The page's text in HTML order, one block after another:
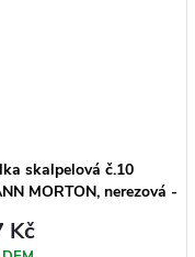
skalpelová č.10
MORTON, nerezová -
Kč